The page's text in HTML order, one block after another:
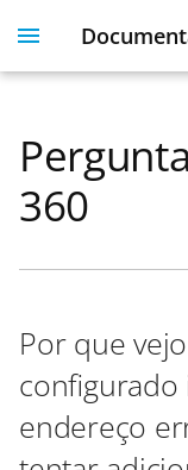
I
l
i
z
i
Plesk 360
Dashboard & User
Websites
License
360
Por que
endereço